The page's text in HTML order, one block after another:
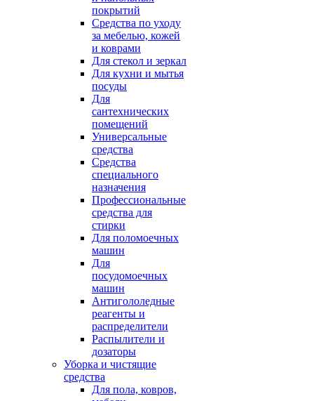
покрытий
Средства по уходу
за мебелью, кожей
и коврами
Для стекол и зеркал
Для кухни и мытья
посуды
Для
сантехнических
помещений
Универсальные
средства
Средства
специального
назначения
Профессиональные
средства для
стирки
Для поломоечных
машин
Для
посудомоечных
машин
Антигололедные
реагенты и
распределители
Распылители и
дозаторы
Уборка и чистящие
средства
Для пола, ковров,